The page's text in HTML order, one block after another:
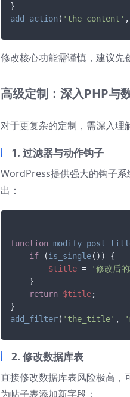
add_action( 'the_content' ,
修改核心功能需谨慎，建议先
高级定制：深入PHP与
对于更复杂的定制，需深入理
1. 过滤器与动作钩子
WordPress提供强大的钩子
出：
function
if (is_single()) {
$title = '修改后
    }
return $title;
add_filter( 'the_title' ,
2. 修改数据库表
直接修改数据库表风险极高
为帖子表添加新字段：